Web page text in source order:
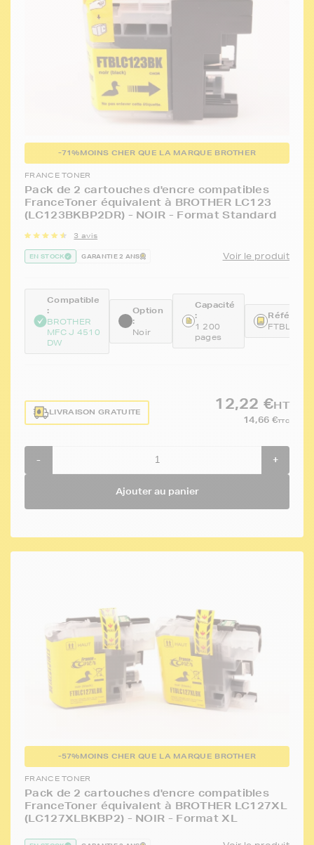
-71%MOINS CHER QUE LA MARQUE BROTHER
FRANCE TONER
Pack de 2 cartouches d'encre compatibles
FranceToner équivalent à BROTHER LC123
(LC123BKBP2DR) - NOIR - Format Standard
3 avis
EN STOCK GARANTIE 2 ANS Voir le produit
Compatible
:
BROTHER
MFC J 4510
DW
Option
:
Noir
Capacité
:
1 200
pages
LIVRAISON GRATUITE
12,22 €HT
14,66 €TTC
- +
Ajouter au panier
-57%MOINS CHER QUE LA MARQUE BROTHER
FRANCE TONER
Pack de 2 cartouches d'encre compatibles
FranceToner équivalent à BROTHER LC127XL
(LC127XLBKBP2) - NOIR - Format XL